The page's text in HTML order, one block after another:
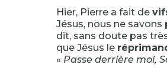
Hier, Pierre a fait de
Jésus, nous ne savons
dit, sans doute pas
que Jésus le
« Passe derrière moi,